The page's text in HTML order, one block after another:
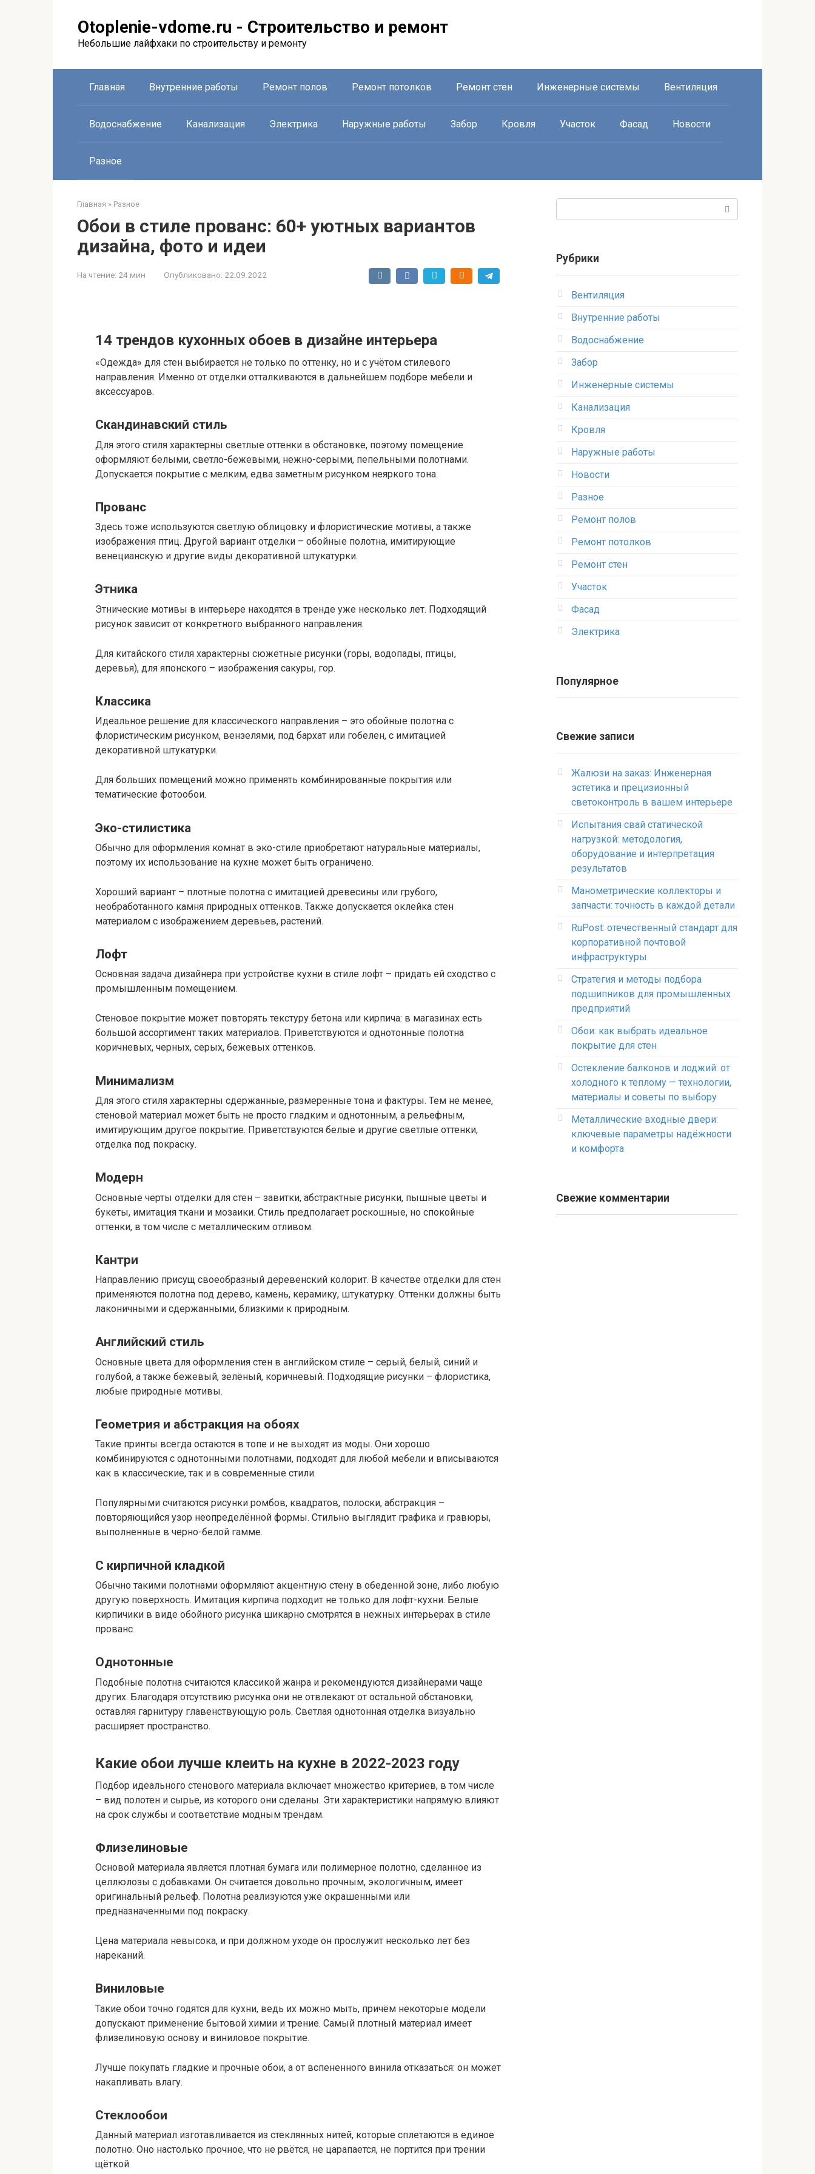
Otoplenie-vdome.ru - Строительство и ремонт
Небольшие лайфхаки по строительству и ремонту
Главная Внутренние работы Ремонт полов Ремонт потолков Ремонт стен Инженерные системы Вентиляция
Водоснабжение Канализация Электрика Наружные работы Забор Кровля Участок Фасад Новости
Разное
Главная » Разное
Обои в стиле прованс: 60+ уютных вариантов
дизайна, фото и идеи
На чтение: 24 мин Опубликовано: 22.09.2022
14 трендов кухонных обоев в дизайне интерьера
«Одежда» для стен выбирается не только по оттенку, но и с учётом стилевого
направления. Именно от отделки отталкиваются в дальнейшем подборе мебели и
аксессуаров.
Скандинавский стиль
Для этого стиля характерны светлые оттенки в обстановке, поэтому помещение
оформляют белыми, светло-бежевыми, нежно-серыми, пепельными полотнами.
Допускается покрытие с мелким, едва заметным рисунком неяркого тона.
Прованс
Здесь тоже используются светлую облицовку и флористические мотивы, а также
изображения птиц. Другой вариант отделки – обойные полотна, имитирующие
венецианскую и другие виды декоративной штукатурки.
Этника
Этнические мотивы в интерьере находятся в тренде уже несколько лет. Подходящий
рисунок зависит от конкретного выбранного направления.
Для китайского стиля характерны сюжетные рисунки (горы, водопады, птицы,
деревья), для японского – изображения сакуры, гор.
Классика
Идеальное решение для классического направления – это обойные полотна с
флористическим рисунком, вензелями, под бархат или гобелен, с имитацией
декоративной штукатурки.
Для больших помещений можно применять комбинированные покрытия или
тематические фотообои.
Эко-стилистика
Обычно для оформления комнат в эко-стиле приобретают натуральные материалы,
поэтому их использование на кухне может быть ограничено.
Хороший вариант – плотные полотна с имитацией древесины или грубого,
необработанного камня природных оттенков. Также допускается оклейка стен
материалом с изображением деревьев, растений.
Лофт
Основная задача дизайнера при устройстве кухни в стиле лофт – придать ей сходство с
промышленным помещением.
Стеновое покрытие может повторять текстуру бетона или кирпича: в магазинах есть
большой ассортимент таких материалов. Приветствуются и однотонные полотна
коричневых, черных, серых, бежевых оттенков.
Минимализм
Для этого стиля характерны сдержанные, размеренные тона и фактуры. Тем не менее,
стеновой материал может быть не просто гладким и однотонным, а рельефным,
имитирующим другое покрытие. Приветствуются белые и другие светлые оттенки,
отделка под покраску.
Модерн
Основные черты отделки для стен – завитки, абстрактные рисунки, пышные цветы и
букеты, имитация ткани и мозаики. Стиль предполагает роскошные, но спокойные
оттенки, в том числе с металлическим отливом.
Кантри
Направлению присущ своеобразный деревенский колорит. В качестве отделки для стен
применяются полотна под дерево, камень, керамику, штукатурку. Оттенки должны быть
лаконичными и сдержанными, близкими к природным.
Английский стиль
Основные цвета для оформления стен в английском стиле – серый, белый, синий и
голубой, а также бежевый, зелёный, коричневый. Подходящие рисунки – флористика,
любые природные мотивы.
Геометрия и абстракция на обоях
Такие принты всегда остаются в топе и не выходят из моды. Они хорошо
комбинируются с однотонными полотнами, подходят для любой мебели и вписываются
как в классические, так и в современные стили.
Популярными считаются рисунки ромбов, квадратов, полоски, абстракция –
повторяющийся узор неопределённой формы. Стильно выглядит графика и гравюры,
выполненные в черно-белой гамме.
С кирпичной кладкой
Обычно такими полотнами оформляют акцентную стену в обеденной зоне, либо любую
другую поверхность. Имитация кирпича подходит не только для лофт-кухни. Белые
кирпичики в виде обойного рисунка шикарно смотрятся в нежных интерьерах в стиле
прованс.
Однотонные
Подобные полотна считаются классикой жанра и рекомендуются дизайнерами чаще
других. Благодаря отсутствию рисунка они не отвлекают от остальной обстановки,
оставляя гарнитуру главенствующую роль. Светлая однотонная отделка визуально
расширяет пространство.
Какие обои лучше клеить на кухне в 2022-2023 году
Подбор идеального стенового материала включает множество критериев, в том числе
– вид полотен и сырье, из которого они сделаны. Эти характеристики напрямую влияют
на срок службы и соответствие модным трендам.
Флизелиновые
Основой материала является плотная бумага или полимерное полотно, сделанное из
целлюлозы с добавками. Он считается довольно прочным, экологичным, имеет
оригинальный рельеф. Полотна реализуются уже окрашенными или
предназначенными под покраску.
Цена материала невысока, и при должном уходе он прослужит несколько лет без
нареканий.
Виниловые
Такие обои точно годятся для кухни, ведь их можно мыть, причём некоторые модели
допускают применение бытовой химии и трение. Самый плотный материал имеет
флизелиновую основу и виниловое покрытие.
Лучше покупать гладкие и прочные обои, а от вспененного винила отказаться: он может
накапливать влагу.
Стеклообои
Данный материал изготавливается из стеклянных нитей, которые сплетаются в единое
полотно. Оно настолько прочное, что не рвётся, не царапается, не портится при трении
щёткой.
Рубрики
Вентиляция
Внутренние работы
Водоснабжение
Забор
Инженерные системы
Канализация
Кровля
Наружные работы
Новости
Разное
Ремонт полов
Ремонт потолков
Ремонт стен
Участок
Фасад
Электрика
Популярное
Свежие записи
Жалюзи на заказ: Инженерная
эстетика и прецизионный
светоконтроль в вашем интерьере
Испытания свай статической
нагрузкой: методология,
оборудование и интерпретация
результатов
Манометрические коллекторы и
запчасти: точность в каждой детали
RuPost: отечественный стандарт для
корпоративной почтовой
инфраструктуры
Стратегия и методы подбора
подшипников для промышленных
предприятий
Обои: как выбрать идеальное
покрытие для стен
Остекление балконов и лоджий: от
холодного к теплому — технологии,
материалы и советы по выбору
Металлические входные двери:
ключевые параметры надёжности
и комфорта
Свежие комментарии